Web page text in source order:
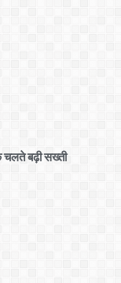
चलते बढ़ी सख्ती